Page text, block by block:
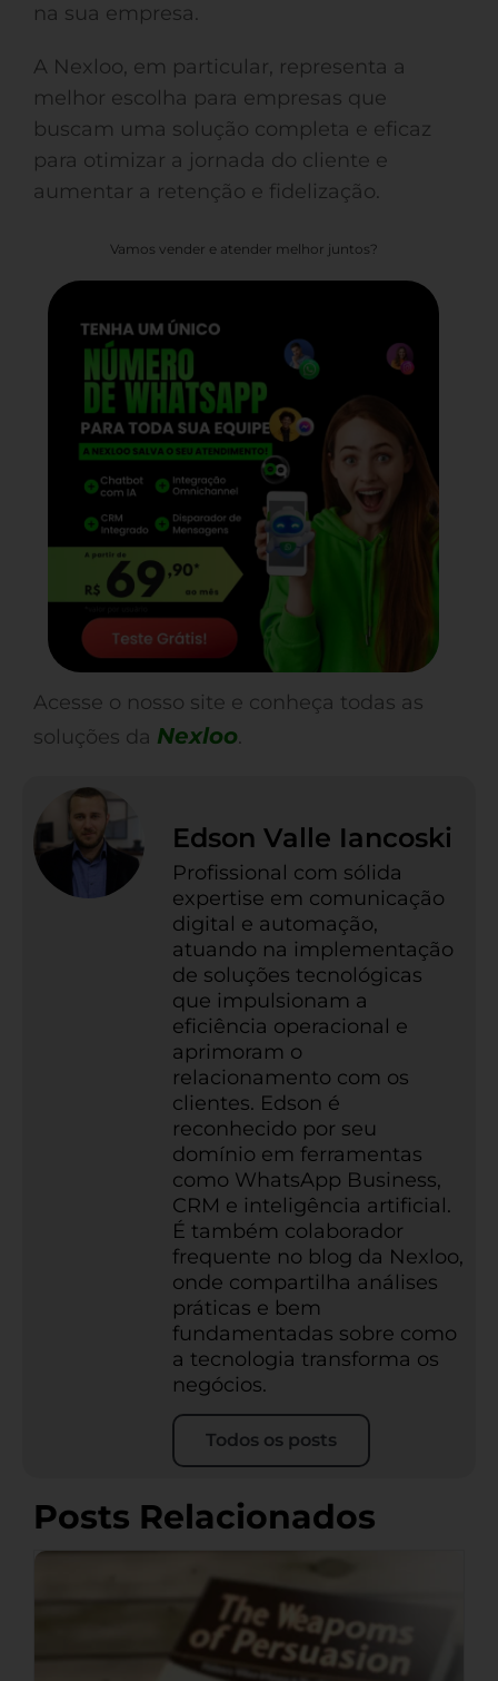
na sua empresa.
A Nexloo, em particular, representa a
melhor escolha para empresas que
buscam uma solução completa e eficaz
para otimizar a jornada do cliente e
aumentar a retenção e fidelização.
Vamos vender e atender melhor juntos?
Acesse o nosso site e conheça todas as
soluções da Nexloo.
Edson Valle Iancoski
Profissional com sólida
expertise em comunicação
digital e automação,
atuando na implementação
de soluções tecnológicas
que impulsionam a
eficiência operacional e
aprimoram o
relacionamento com os
clientes. Edson é
reconhecido por seu
domínio em ferramentas
como WhatsApp Business,
CRM e inteligência artificial.
É também colaborador
frequente no blog da Nexloo,
onde compartilha análises
práticas e bem
fundamentadas sobre como
a tecnologia transforma os
negócios.
Todos os posts
Posts Relacionados